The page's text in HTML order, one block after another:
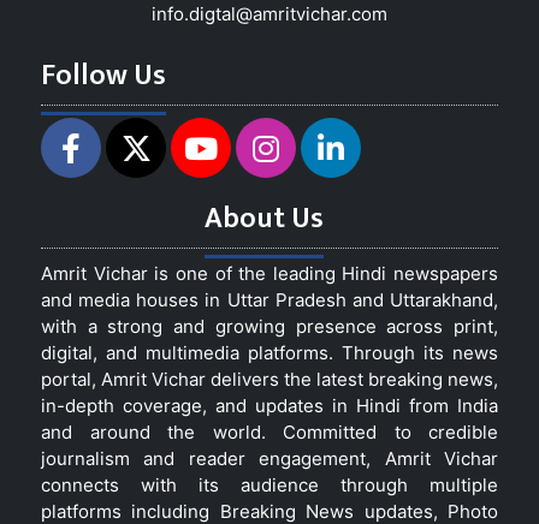
info.digtal@amritvichar.com
Follow Us
About Us
Amrit Vichar is one of the leading Hindi newspapers
and media houses in Uttar Pradesh and Uttarakhand,
with a strong and growing presence across print,
digital, and multimedia platforms. Through its news
portal, Amrit Vichar delivers the latest breaking news,
in-depth coverage, and updates in Hindi from India
and around the world. Committed to credible
journalism and reader engagement, Amrit Vichar
connects with its audience through multiple
platforms including Breaking News updates, Photo